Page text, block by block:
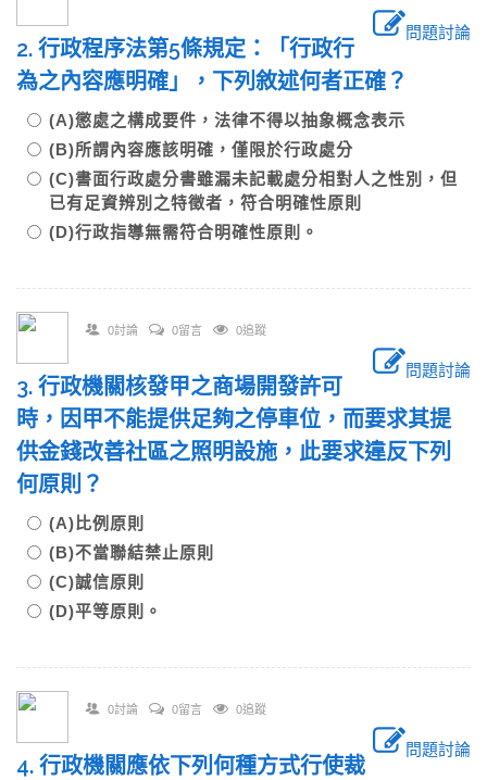
問題討論
2. 行政程序法第5條規定：「行政行
為之內容應明確」，下列敘述何者正確？
(A)懲處之構成要件，法律不得以抽象概念表示
(B)所謂內容應該明確，僅限於行政處分
(C)書面行政處分書雖漏未記載處分相對人之性別，但
已有足資辨別之特徵者，符合明確性原則
(D)行政指導無需符合明確性原則。
0討論 0留言 0追蹤
問題討論
3. 行政機關核發甲之商場開發許可
時，因甲不能提供足夠之停車位，而要求其提
供金錢改善社區之照明設施，此要求違反下列
何原則？
(A)比例原則
(B)不當聯結禁止原則
(C)誠信原則
(D)平等原則。
0討論 0留言 0追蹤
問題討論
4. 行政機關應依下列何種方式行使裁